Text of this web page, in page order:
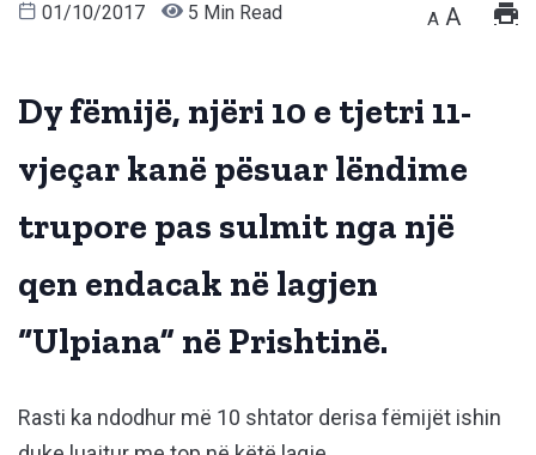
01/10/2017 5 Min Read A A
Dy fëmijë, njëri 10 e tjetri 11-
vjeçar kanë pësuar lëndime
trupore pas sulmit nga një
qen endacak në lagjen
“Ulpiana” në Prishtinë.
Rasti ka ndodhur më 10 shtator derisa fëmijët ishin